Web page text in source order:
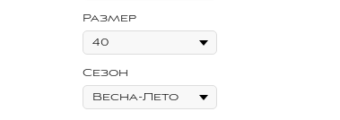
Размер
Сезон